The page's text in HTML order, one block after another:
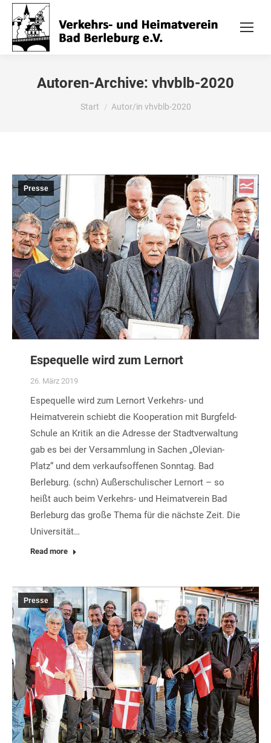
Autoren-Archive: vhvblb-2020
Sie befinden sich hier:
Start Autor/in vhvblb-2020
Presse
Espequelle wird zum Lernort
26. März 2019
Espequelle wird zum Lernort Verkehrs- und
Heimatverein schiebt die Kooperation mit Burgfeld-
Schule an Kritik an die Adresse der Stadtverwaltung
gab es bei der Versammlung in Sachen „Olevian-
Platz“ und dem verkaufsoffenen Sonntag. Bad
Berleburg. (schn) Außerschulischer Lernort – so
heißt auch beim Verkehrs- und Heimatverein Bad
Berleburg das große Thema für die nächste Zeit. Die
Universität…
Read more
Presse